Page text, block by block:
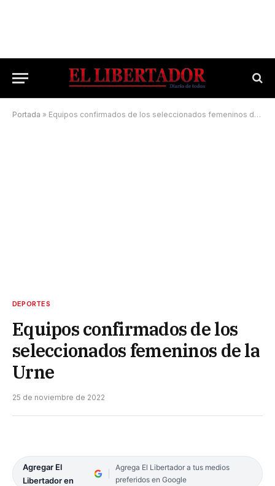
Portada » Equipos confirmados de los seleccionados femeninos de la Urne
DEPORTES
Equipos confirmados de los
seleccionados femeninos de la
Urne
25 de noviembre de 2022
Agregar El
Libertador en
Agrega El Libertador a tus medios
preferidos en Google